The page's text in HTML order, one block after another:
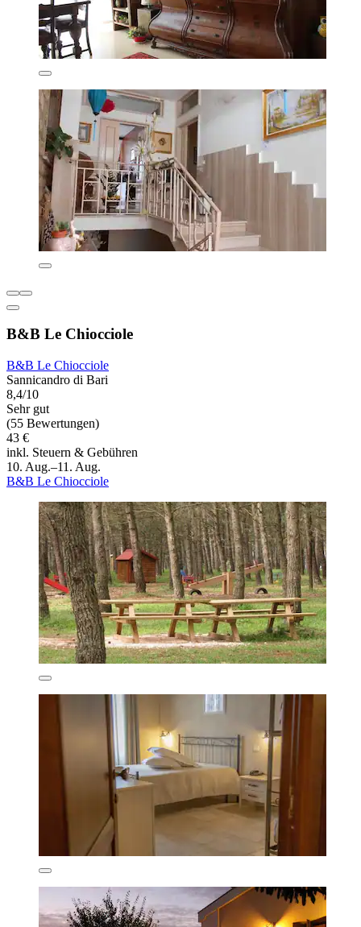
B&B Le Chiocciole
B&B Le Chiocciole
Sannicandro di Bari
8,4/10
Sehr gut
(55 Bewertungen)
43 €
inkl. Steuern & Gebühren
10. Aug.–11. Aug.
B&B Le Chiocciole